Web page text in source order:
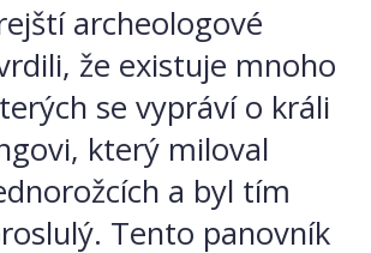
archeologové
že existuje mnoho
se vypráví o králi
který miloval
a byl tím
Tento panovník